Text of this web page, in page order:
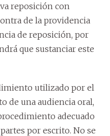
reposición con
de la providencia
de reposición, por
que sustanciar este
utilizado por el
de una audiencia oral,
adecuado
por escrito. No se